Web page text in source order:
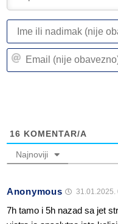
16 KOMENTAR/A
Najnoviji
Anonymous 31.01.2025.
7h tamo i 5h nazad sa jet